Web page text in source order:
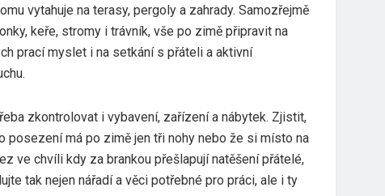
vytahuje na terasy, pergoly a zahrady. Samozřejmě
keře, stromy i trávník, vše po zimě připravit na
prací myslet i na setkání s přáteli a aktivní
zkontrolovat i vybavení, zařízení a nábytek. Zjistit,
posezení má po zimě jen tři nohy nebo že si místo na
ve chvíli kdy za brankou přešlapují natěšení přátelé,
tak nejen nářadí a věci potřebné pro práci, ale i ty